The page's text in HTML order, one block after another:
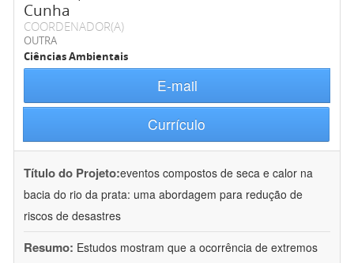
Cunha
COORDENADOR(A)
OUTRA
Ciências Ambientais
E-mail
Currículo
Título do Projeto:eventos compostos de seca e calor na
bacia do rio da prata: uma abordagem para redução de
riscos de desastres
Resumo: Estudos mostram que a ocorrência de extremos